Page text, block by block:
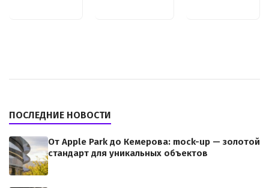
ПОСЛЕДНИЕ НОВОСТИ
От Apple Park до Кемерова: mock-up — золотой
стандарт для уникальных объектов